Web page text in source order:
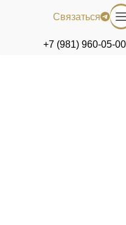
Связаться
+7 (981) 960-05-00